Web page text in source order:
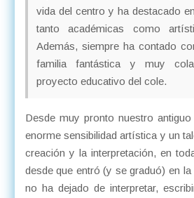
vida del centro y ha destacado
tanto académicas como
Además, siempre ha contado
familia fantástica y muy
proyecto educativo del cole.
Desde muy pronto nuestro
enorme sensibilidad artística y un
creación y la interpretación, en
desde que entró (y se graduó) en
no ha dejado de interpretar,